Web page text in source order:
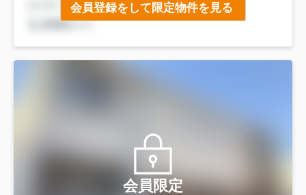
会員登録をして限定物件を見る
会員限定